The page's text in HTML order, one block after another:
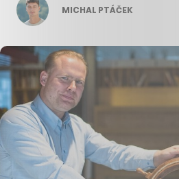
MICHAL PTÁČEK